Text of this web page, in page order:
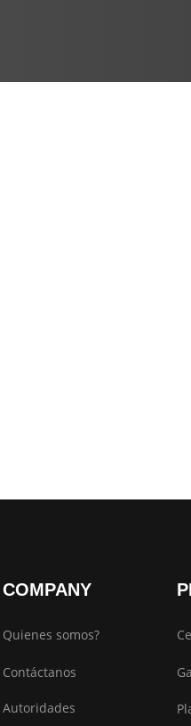
COMPANY
Quienes somos?
Contáctanos
Autoridades